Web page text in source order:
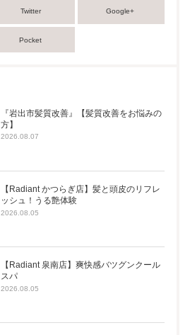
Twitter Google+
Pocket
『岩出市髪質改善』【髪質改善をお悩みの
方】
2026.08.07
【Radiant かつらぎ店】髪と頭皮のリフレ
ッシュ！うる艶体験
2026.08.05
【Radiant 泉南店】爽快感バツグンクール
スパ
2026.08.05